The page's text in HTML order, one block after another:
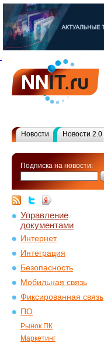
Новости Новости 2.0
Подписка на новости:
Управление
документами
Интернет
Интеграция
Безопасность
Мобильная связь
Фиксированная связь
ПО
Рынок ПК
Маркетинг